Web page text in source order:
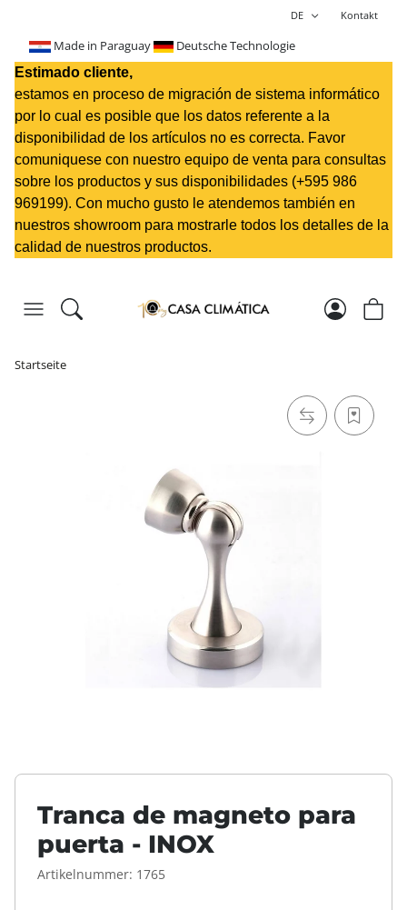
DE Kontakt
Made in Paraguay Deutsche Technologie
Estimado cliente,
estamos en proceso de migración de sistema informático
por lo cual es posible que los datos referente a la
disponibilidad de los artículos no es correcta. Favor
comuniquese con nuestro equipo de venta para consultas
sobre los productos y sus disponibilidades (+595 986
969199). Con mucho gusto le atendemos también en
nuestros showroom para mostrarle todos los detalles de la
calidad de nuestros productos.
Startseite
Tranca de magneto para
puerta - INOX
Artikelnummer: 1765